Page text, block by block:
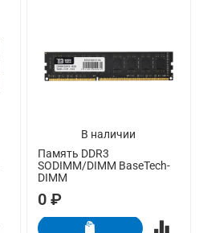
В наличии
Память DDR3
SODIMM/DIMM BaseTech-
DIMM
0 ₽